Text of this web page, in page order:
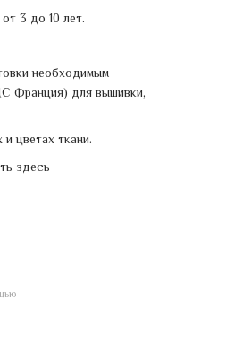
3 до 10 лет.
необходимым
Франция) для вышивки,
цветах ткани.
здесь